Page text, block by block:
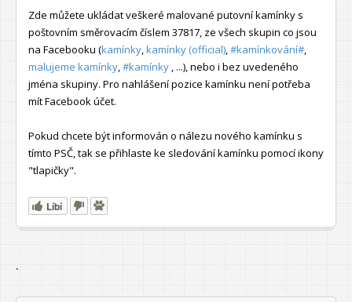
Zde můžete ukládat veškeré malované putovní kamínky s
poštovním směrovacím číslem 37817, ze všech skupin co jsou
na Facebooku (kamínky kamínky (official) #kamínkování#
malujeme kamínky #kamínky , ...), nebo i bez uvedeného
jména skupiny. Pro nahlášení pozice kamínku není potřeba
mít Facebook účet.
Pokud chcete být informován o nálezu nového kamínku s
tímto PSČ, tak se přihlaste ke sledování kamínku pomocí ikony
"tlapičky".
Líbí
`